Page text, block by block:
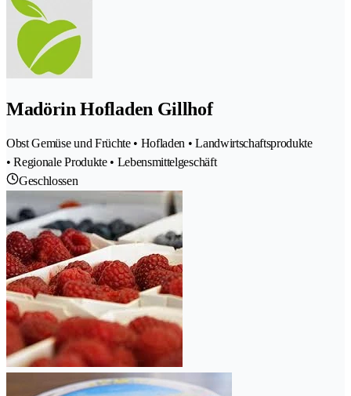
Madörin Hofladen Gillhof
Obst Gemüse und Früchte • Hofladen • Landwirtschaftsprodukte
• Regionale Produkte • Lebensmittelgeschäft
Geschlossen